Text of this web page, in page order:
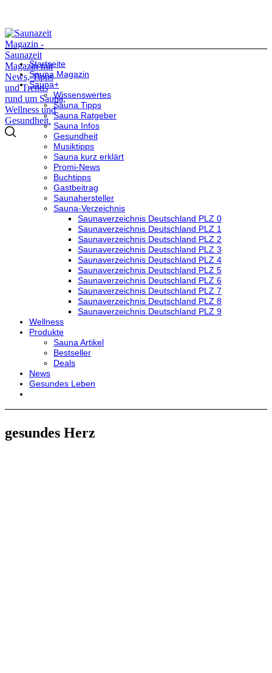
Startseite
Sauna Magazin
Sauna+
Wissenswertes
Sauna Tipps
Sauna Ratgeber
Sauna Infos
Gesundheit
Musiktipps
Sauna kurz erklärt
Promi-News
Buchtipps
Gastbeitrag
Saunahersteller
Sauna-Verzeichnis
Saunaverzeichnis Deutschland PLZ 0
Saunaverzeichnis Deutschland PLZ 1
Saunaverzeichnis Deutschland PLZ 2
Saunaverzeichnis Deutschland PLZ 3
Saunaverzeichnis Deutschland PLZ 4
Saunaverzeichnis Deutschland PLZ 5
Saunaverzeichnis Deutschland PLZ 6
Saunaverzeichnis Deutschland PLZ 7
Saunaverzeichnis Deutschland PLZ 8
Saunaverzeichnis Deutschland PLZ 9
Wellness
Produkte
Sauna Artikel
Bestseller
Deals
News
Gesundes Leben
gesundes Herz